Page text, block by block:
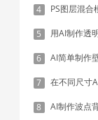
4 PS图层混合
5 用AI制作透明
6 AI简单制作
7 在不同尺寸AI文档中建
8 AI制作波点